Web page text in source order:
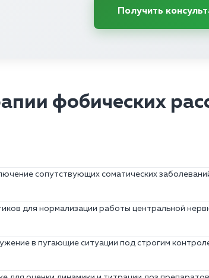
Получить
фобических
сопутствующих соматических
для нормализации работы центральной
в пугающие ситуации под строгим